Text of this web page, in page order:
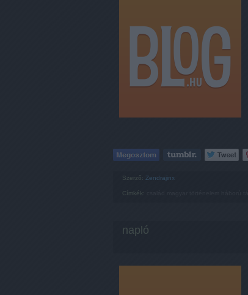
Szerző: Zendrajinx
Címkék:
napló